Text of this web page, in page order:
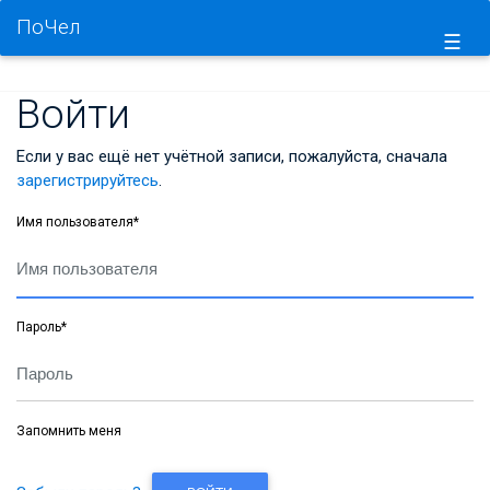
☰
ПоЧел
Войти
Если у вас ещё нет учётной записи, пожалуйста, сначала
зарегистрируйтесь.
Имя пользователя*
Пароль*
Запомнить меня